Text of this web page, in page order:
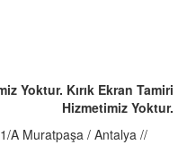
Yoktur. Kırık Ekran Tamiri
Hizmetimiz Yoktur.
A Muratpaşa / Antalya //